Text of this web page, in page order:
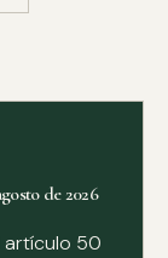
de 2026
artículo 50